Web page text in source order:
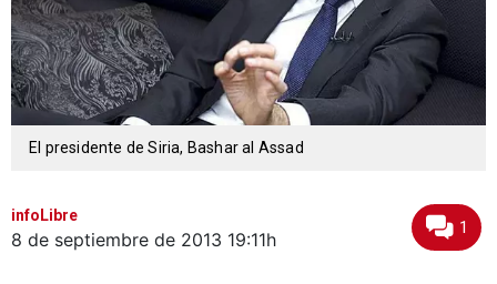
El presidente de Siria, Bashar al Assad
infoLibre
8 de septiembre de 2013 19:11h
1